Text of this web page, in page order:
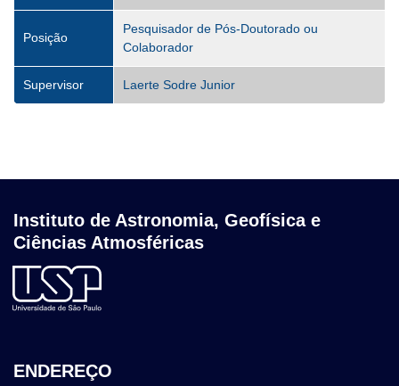
Posição
Pesquisador de Pós-Doutorado ou
Colaborador
Supervisor Laerte Sodre Junior
Instituto de Astronomia, Geofísica e
Ciências Atmosféricas
ENDEREÇO